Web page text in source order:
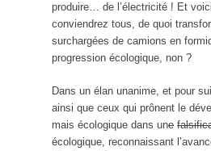
produire… de l’électricité ! Et
conviendrez tous, de quoi
surchargées de camions en
progression écologique, non ?
Dans un élan unanime, et pour
ainsi que ceux qui prônent le
mais écologique dans une
écologique, reconnaissant